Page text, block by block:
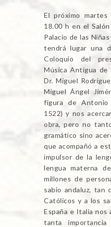
El próximo
18.00 h en el
Palacio de las
tendrá lugar una
Coloquio del
Música Antigua de
Dr. Miguel
Miguel Ángel
figura de
1522) y nos
obra, pero no
gramático sino
que acompañó a
impulsor de la
lengua materna
millones de
sabio andaluz, tan
Católicos y a los
España e Italia nos
tanta